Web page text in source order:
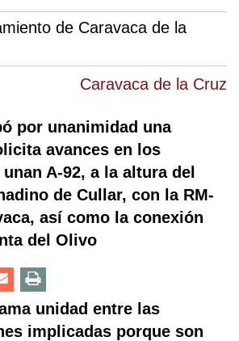
Caravaca de la Cruz
de Caravaca de la
por unanimidad una
avances en los
A-92, a la altura del
de Cullar, con la RM-
así como la conexión
del Olivo
unidad entre las
implicadas porque son